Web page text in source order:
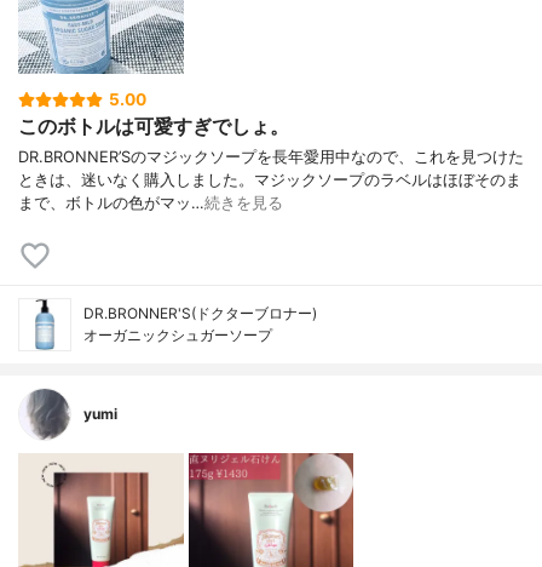
5.00
このボトルは可愛すぎでしょ。
DR.BRONNER’Sのマジックソープを長年愛用中なので、これを見つけた
ときは、迷いなく購入しました。マジックソープのラベルはほぼそのま
まで、ボトルの色がマッ…続きを見る
DR.BRONNER'S(ドクターブロナー)
オーガニックシュガーソープ
yumi